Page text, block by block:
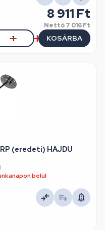
8 911 Ft
Nettó7 016 Ft
KOSÁRBA
(eredeti) HAJDU
belül